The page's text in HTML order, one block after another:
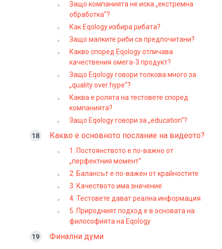
Защо компанията не иска „екстремна
обработка“?
Как Eqology избира рибата?
Защо малките риби са предпочитани?
Какво според Eqology отличава
качествения омега-3 продукт?
Защо Eqology говори толкова много за
„quality over hype“?
Каква е ролята на тестовете според
компанията?
Защо Eqology говори за „education“?
Какво е основното послание на видеото?
1. Постоянството е по-важно от
„перфектния момент“
2. Балансът е по-важен от крайностите
3. Качеството има значение
4. Тестовете дават реална информация
5. Природният подход е в основата на
философията на Eqology
Финални думи